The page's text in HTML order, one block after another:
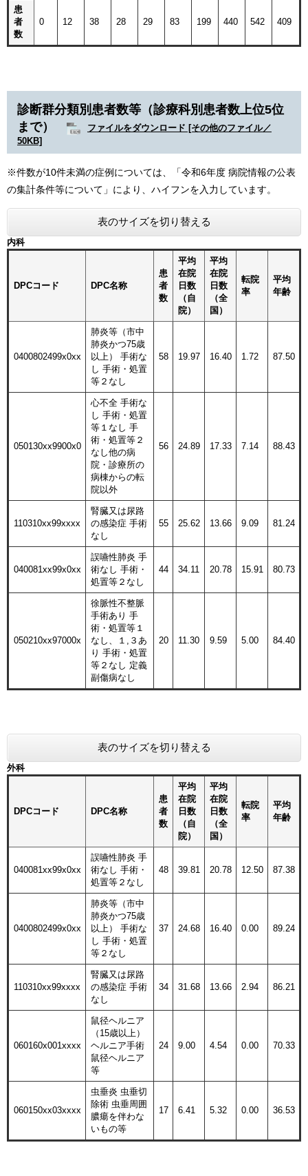
患
者
数
0 12 38 28 29 83 199 440 542 409
診断群分類別患者数等（診療科別患者数上位5位
まで）
ファイルをダウンロード [その他のファイル／
50KB]
※件数が10件未満の症例については、「令和6年度 病院情報の公表
の集計条件等について」により、ハイフンを入力しています。​
表のサイズを切り替える
内科
DPCコード DPC名称
患
者
数
平均
在院
日数
（自
院）
平均
在院
日数
（全
国）
転院
率
平均
年齢
0400802499x0xx
肺炎等（市中
肺炎かつ75歳
以上） 手術な
し 手術・処置
等２なし
58 19.97 16.40 1.72 87.50
050130xx9900x0
心不全 手術な
し 手術・処置
等１なし 手
術・処置等２
なし他の病
院・診療所の
病棟からの転
院以外
56 24.89 17.33 7.14 88.43
110310xx99xxxx
腎臓又は尿路
の感染症 手術
なし
55 25.62 13.66 9.09 81.24
040081xx99x0xx
誤嚥性肺炎 手
術なし 手術・
処置等２なし
44 34.11 20.78 15.91 80.73
050210xx97000x
徐脈性不整脈
手術あり 手
術・処置等１
なし、１,３あ
り 手術・処置
等２なし 定義
副傷病なし
20 11.30 9.59 5.00 84.40
表のサイズを切り替える
外科
DPCコード DPC名称
患
者
数
平均
在院
日数
（自
院）
平均
在院
日数
（全
国）
転院
率
平均
年齢
040081xx99x0xx
誤嚥性肺炎 手
術なし 手術・
処置等２なし
48 39.81 20.78 12.50 87.38
0400802499x0xx
肺炎等（市中
肺炎かつ75歳
以上） 手術な
し 手術・処置
等２なし
37 24.68 16.40 0.00 89.24
110310xx99xxxx
腎臓又は尿路
の感染症 手術
なし
34 31.68 13.66 2.94 86.21
060160x001xxxx
鼠径ヘルニア
（15歳以上）
ヘルニア手術
鼠径ヘルニア
等
24 9.00 4.54 0.00 70.33
060150xx03xxxx
虫垂炎 虫垂切
除術 虫垂周囲
膿瘍を伴わな
いもの等
17 6.41 5.32 0.00 36.53